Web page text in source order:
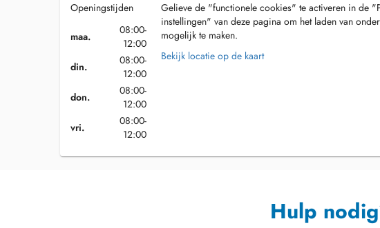
Openingstijden
maa.
08:00-
12:00
din.
08:00-
12:00
don.
08:00-
12:00
vri.
08:00-
12:00
Gelieve de "functionele cookies" te activeren in de
instellingen" van deze pagina om het laden van
mogelijk te maken.
Bekijk locatie op de kaart
Hulp